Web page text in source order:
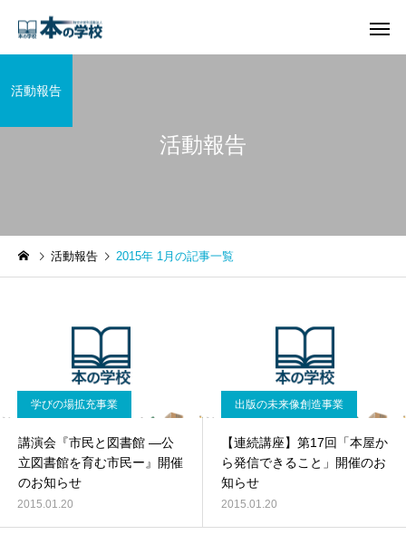
活動報告
活動報告
活動報告 2015年 1月の記事一覧
学びの場拡充事業
講演会『市民と図書館 ―公
立図書館を育む市民ー』開催
のお知らせ
2015.01.20
出版の未来像創造事業
【連続講座】第17回「本屋か
ら発信できること」開催のお
知らせ
2015.01.20